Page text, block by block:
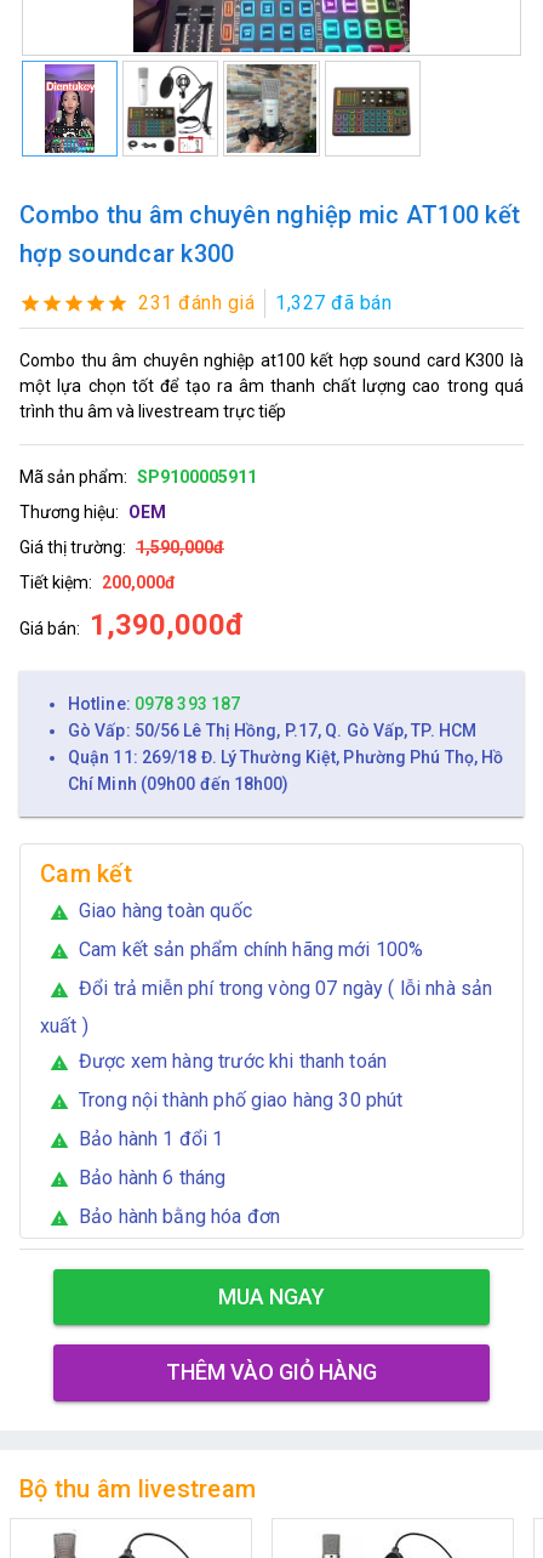
Combo thu âm chuyên nghiệp mic AT100 kết
hợp soundcar k300
231 đánh giá 1,327 đã bán
Combo thu âm chuyên nghiệp at100 kết hợp sound card K300 là
một lựa chọn tốt để tạo ra âm thanh chất lượng cao trong quá
trình thu âm và livestream trực tiếp
Mã sản phẩm: SP9100005911
Thương hiệu:
OEM
Giá thị trường: 1,590,000đ
Tiết kiệm:
200,000đ
Giá bán: 1,390,000đ
Hotline: 0978 393 187
Gò Vấp: 50/56 Lê Thị Hồng, P.17, Q. Gò Vấp, TP. HCM
Quận 11: 269/18 Đ. Lý Thường Kiệt, Phường Phú Thọ, Hồ
Chí Minh (09h00 đến 18h00)
Cam kết
warning Giao hàng toàn quốc
warning Cam kết sản phẩm chính hãng mới 100%
warning
Đổi trả miễn phí trong vòng 07 ngày ( lỗi nhà sản
xuất )
warning Được xem hàng trước khi thanh toán
warning Trong nội thành phố giao hàng 30 phút
warning Bảo hành 1 đổi 1
warning Bảo hành 6 tháng
warning Bảo hành bằng hóa đơn
MUA NGAY
THÊM VÀO GIỎ HÀNG
Bộ thu âm livestream